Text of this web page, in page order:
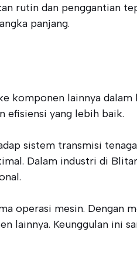
rutin dan penggantian
panjang.
komponen lainnya dalam
efisiensi yang lebih baik.
sistem transmisi
Dalam industri di
operasi mesin. Dengan
lainnya. Keunggulan ini